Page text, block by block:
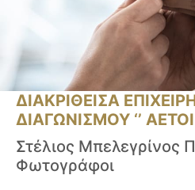
ΔΙΑΚΡΙΘΕΙΣΑ
ΔΙΑΓΩΝΙΣΜΟΥ ‘’ ΑΕΤΟΙ
Στέλιος Μπελεγρίνος
Φωτογράφοι